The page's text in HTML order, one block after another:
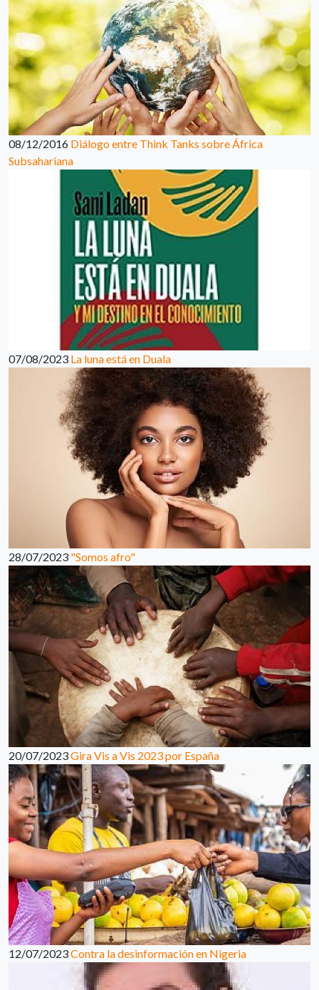
08/12/2016 Diálogo entre Think Tanks sobre África
Subsahariana
07/08/2023 La luna está en Duala
28/07/2023 "Somos afro"
20/07/2023Gira Vis a Vis 2023 por España
12/07/2023Contra la desinformación en Nigeria